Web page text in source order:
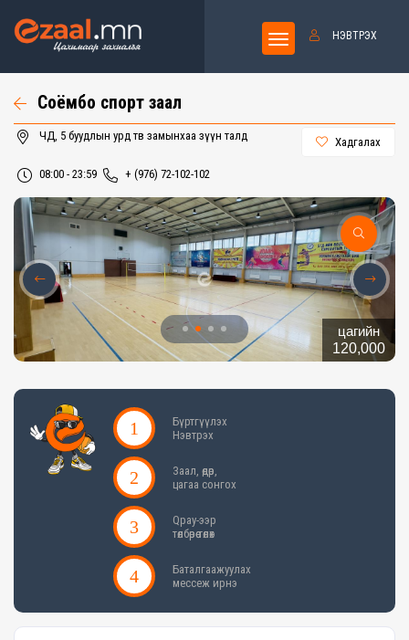
НЭВТРЭХ
Соёмбо спорт заал
Хадгалах
ЧД, 5 буудлын урд төв замынхаа зүүн талд
08:00 - 23:59 + (976) 72-102-102
цагийн
120,000
Бүртгүүлэх
Нэвтрэх
Заал, өдөр,
цагаа сонгох
Qpay-ээр
төлбөрөө төлөх
Баталгаажуулах
мессеж ирнэ